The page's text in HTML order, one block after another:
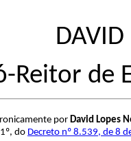
DAVID
Reitor de
por David Lopes
do Decreto nº 8.539, de 8